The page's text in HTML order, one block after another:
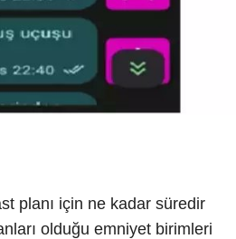
planı için ne kadar süredir
olduğu emniyet birimleri